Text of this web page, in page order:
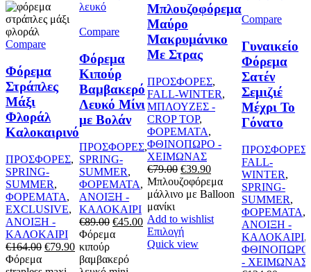
Compare
Φόρεμα
Στράπλες
Μάξι
Φλοράλ
Καλοκαιρινό
ΠΡΟΣΦΟΡΕΣ,
SPRING-
SUMMER,
ΦΟΡΕΜΑΤΑ,
EXCLUSIVE,
ΑΝΟΙΞΗ -
ΚΑΛΟΚΑΙΡΙ
€164.00 Original
€79.90Η
τρέχουσα
Φόρεμα
Compare
Φόρεμα
Κιπούρ
Βαμβακερό
Λευκό Μίνι
με Βολάν
ΠΡΟΣΦΟΡΕΣ,
SPRING-
SUMMER,
ΦΟΡΕΜΑΤΑ,
ΑΝΟΙΞΗ -
ΚΑΛΟΚΑΙΡΙ
€89.00 Original
price
€89.00.
€45.00Η
τρέχουσα
τιμή
Φόρεμα
κιπούρ
βαμβακερό
Μπλουζοφόρεμα
Μαύρο
Μακρυμάνικο
Με Στρας
ΠΡΟΣΦΟΡΕΣ,
FALL-WINTER,
ΜΠΛΟΥΖΕΣ -
CROP TOP,
ΦΟΡΕΜΑΤΑ,
ΦΘΙΝΟΠΩΡΟ -
ΧΕΙΜΩΝΑΣ
€79.00 Original
price
was:
€39.90Η
τρέχουσα
τιμή
€39.90.
Μπλουζοφόρεμα
μάλλινο με Balloon
μανίκι
Add to wishlist
ΕπιλογήΑυτό
το
Quick view
Compare
Γυναικείο
Φόρεμα
Σατέν
Σεμιζιέ
Μέχρι Το
Γόνατο
ΠΡΟΣΦΟΡΕΣ
FALL-
WINTER,
SPRING-
SUMMER,
ΦΟΡΕΜΑΤΑ,
ΑΝΟΙΞΗ -
ΚΑΛΟΚΑΙΡΙ,
ΦΘΙΝΟΠΩΡΟ
- ΧΕΙΜΩΝΑΣ